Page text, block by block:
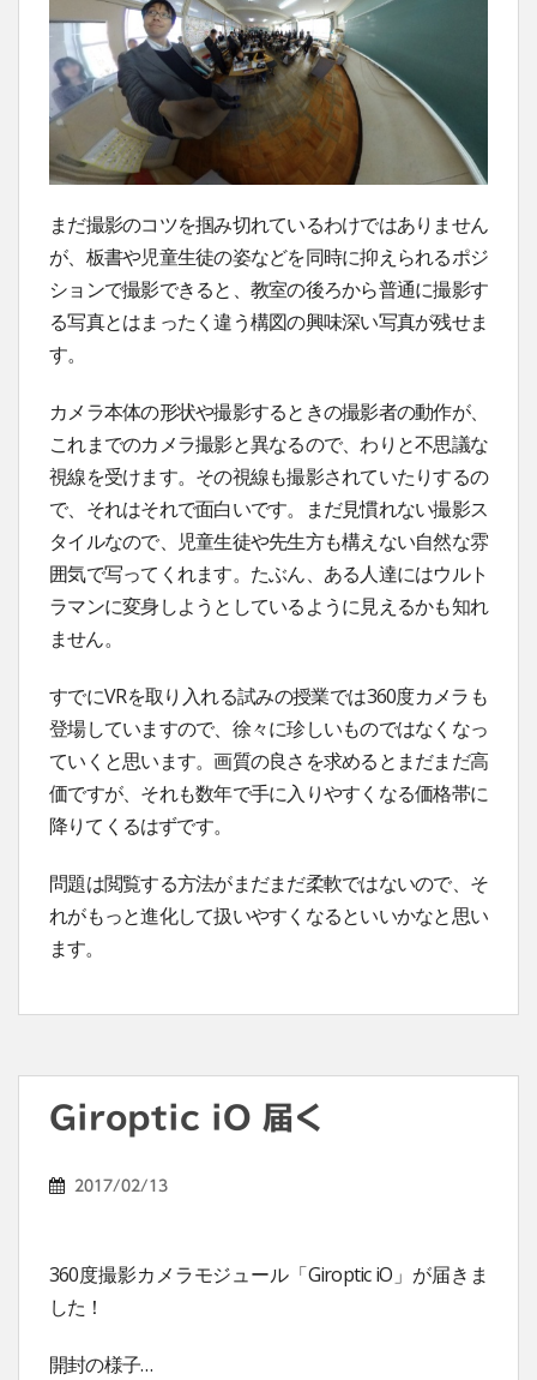
まだ撮影のコツを掴み切れているわけではありません
が、板書や児童生徒の姿などを同時に抑えられるポジ
ションで撮影できると、教室の後ろから普通に撮影す
る写真とはまったく違う構図の興味深い写真が残せま
す。
カメラ本体の形状や撮影するときの撮影者の動作が、
これまでのカメラ撮影と異なるので、わりと不思議な
視線を受けます。その視線も撮影されていたりするの
で、それはそれで面白いです。まだ見慣れない撮影ス
タイルなので、児童生徒や先生方も構えない自然な雰
囲気で写ってくれます。たぶん、ある人達にはウルト
ラマンに変身しようとしているように見えるかも知れ
ません。
すでにVRを取り入れる試みの授業では360度カメラも
登場していますので、徐々に珍しいものではなくなっ
ていくと思います。画質の良さを求めるとまだまだ高
価ですが、それも数年で手に入りやすくなる価格帯に
降りてくるはずです。
問題は閲覧する方法がまだまだ柔軟ではないので、そ
れがもっと進化して扱いやすくなるといいかなと思い
ます。
Giroptic iO 届く
2017/02/13
360度撮影カメラモジュール「Giroptic iO」が届きま
した！
開封の様子…